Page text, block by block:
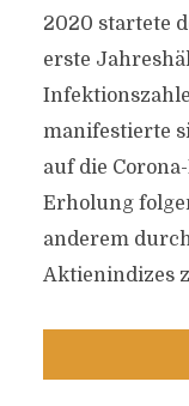
2020 startete
erste
manifestierte
auf die
Erholung
anderem
Aktienindizes